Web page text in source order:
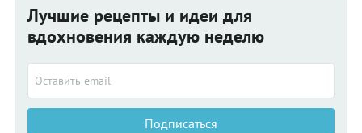
всего процесса о кипении речь даже не идет — лишь редкие
ленивые пузырьки должны медленно подниматься со дна.
Ниже мы с удовольствием расскажем, как сварить
настоящую шурпу в лучших традициях гостеприимной
узбекской кухни.
Лучшие рецепты и идеи для
вдохновения каждую неделю
Подписаться